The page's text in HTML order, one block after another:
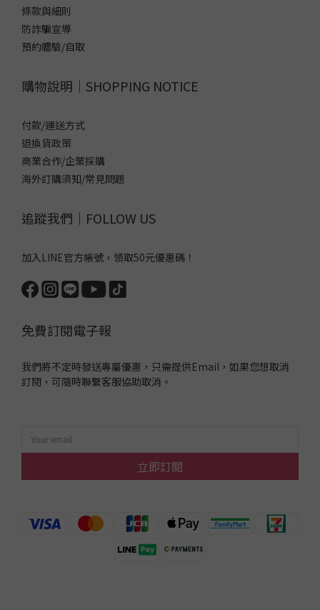
條款與細則
防詐騙宣導
預約體驗/自取
購物說明｜SHOPPING NOTICE
付款/運送方式
退換貨政策
商業合作/企業採購
海外訂購須知/常見問題
追蹤我們｜FOLLOW US
加入LINE官方帳號，領取50元優惠碼！
免費訂閱電子報
我們將不定時發送專屬優惠，只需提供Email，如果您想取消
訂閱，可隨時聯繫客服協助取消。
立即訂閱